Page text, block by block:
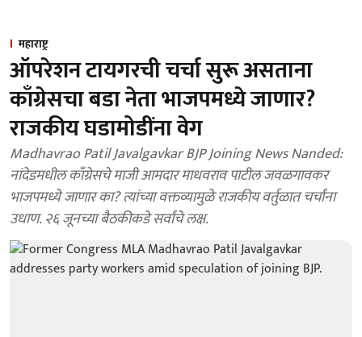
महाराष्ट्र
ऑपरेशन टायगरची चर्चा सुरू असताना
काँग्रेसचा बडा नेता भाजपमध्ये जाणार?
राजकीय घडामोडींना वेग
Madhavrao Patil Javalgavkar BJP Joining News Nanded:
नांदेडमधील काँग्रेसचे माजी आमदार माधवराव पाटील जवळगावकर
भाजपमध्ये जाणार का? त्यांच्या वक्तव्यामुळे राजकीय वर्तुळात चर्चांना
उधाण. २६ जूनच्या बैठकीकडे सर्वांचे लक्ष.